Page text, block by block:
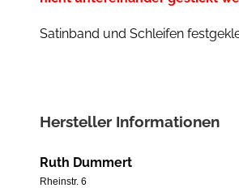
Satinband und Schleifen
Hersteller Informationen
Ruth Dummert
Rheinstr. 6